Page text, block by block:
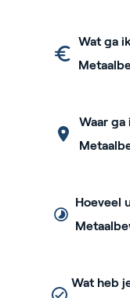
Wat ga
Waar ga
Hoeveel
Wat heb